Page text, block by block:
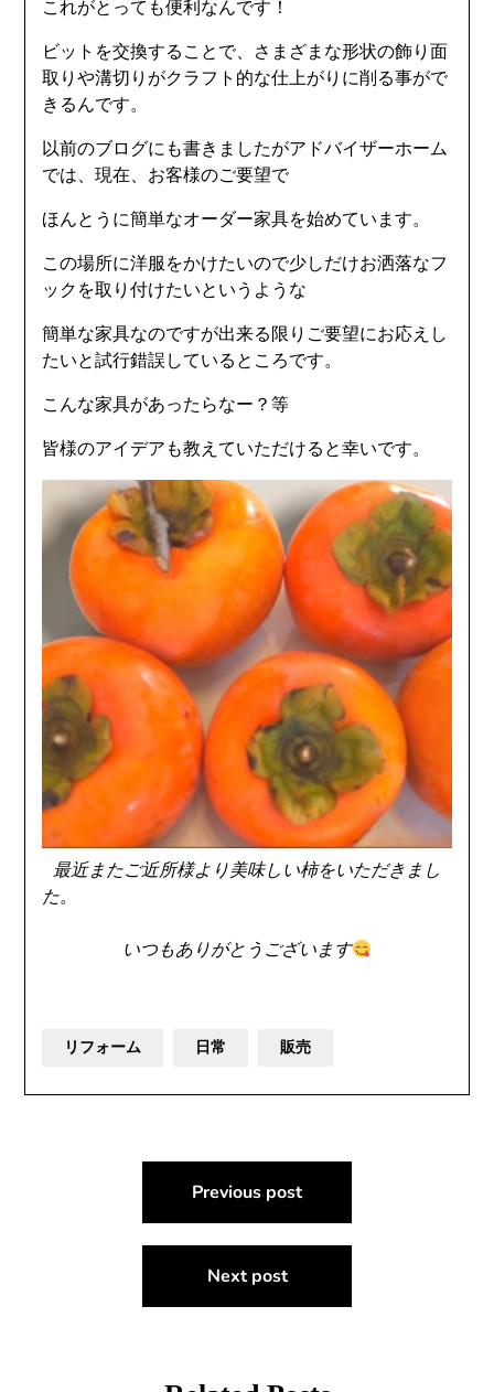
これがとっても便利なんです！
ビットを交換することで、さまざまな形状の飾り面
取りや溝切りがクラフト的な仕上がりに削る事がで
きるんです。
以前のブログにも書きましたがアドバイザーホーム
では、現在、お客様のご要望で
ほんとうに簡単なオーダー家具を始めています。
この場所に洋服をかけたいので少しだけお洒落なフ
ックを取り付けたいというような
簡単な家具なのですが出来る限りご要望にお応えし
たいと試行錯誤しているところです。
こんな家具があったらなー？等
皆様のアイデアも教えていただけると幸いです。
最近またご近所様より美味しい柿をいただきまし
いつもありがとうございます
リフォーム 日常 販売
Previous post
Next post